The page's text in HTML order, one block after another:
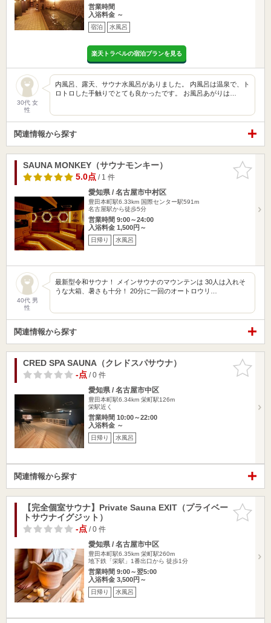
営業時間
入浴料金 ～
宿泊 水風呂
楽天トラベルの宿泊プランを見る
30代 女
性
内風呂、露天、サウナ水風呂がありました。 内風呂は温泉で、ト
ロトロした手触りでとても良かったです。 お風呂あがりは…
関連情報から探す
お気に入
りに追加
SAUNA MONKEY（サウナモンキー）
5.0点/ 1 件
愛知県 / 名古屋市中村区
豊田本町駅6.33km 国際センター駅591m
名古屋駅から徒歩5分
営業時間 9:00～24:00
入浴料金 1,500円～
日帰り 水風呂
40代 男
性
最新型令和サウナ！ メインサウナのマウンテンは 30人は入れそ
うな大箱、暑さも十分！ 20分に一回のオートロウリ…
関連情報から探す
お気に入
りに追加
CRED SPA SAUNA（クレドスパサウナ）
-点/ 0 件
愛知県 / 名古屋市中区
豊田本町駅6.34km 栄町駅126m
栄駅近く
営業時間 10:00～22:00
入浴料金 ～
日帰り 水風呂
関連情報から探す
お気に入
りに追加
【完全個室サウナ】Private Sauna EXIT（プライベー
トサウナイグジット）
-点/ 0 件
愛知県 / 名古屋市中区
豊田本町駅6.35km 栄町駅260m
地下鉄「栄駅」1番出口から 徒歩1分
営業時間 9:00～翌5:00
入浴料金 3,500円～
日帰り 水風呂